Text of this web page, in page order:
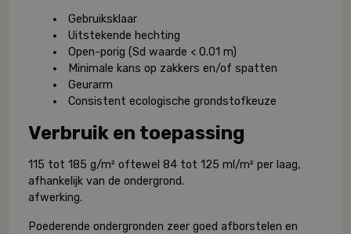
Gebruiksklaar
Uitstekende hechting
Open-porig (Sd waarde < 0.01 m)
Minimale kans op zakkers en/of spatten
Geurarm
Consistent ecologische grondstofkeuze
Verbruik en toepassing
115 tot 185 g/m² oftewel 84 tot 125 ml/m² per laag,
afhankelijk van de ondergrond.
afwerking.
Poederende ondergronden zeer goed afborstelen en